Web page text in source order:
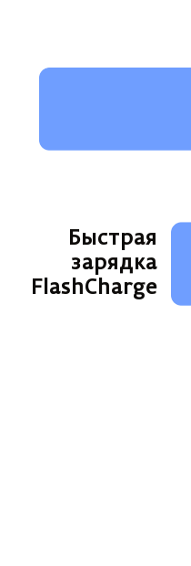
Быстрая
зарядка
FlashCharge